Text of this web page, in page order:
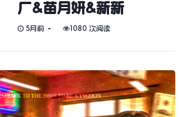
厂&苗月妍&新新
5月前 1080 次阅读